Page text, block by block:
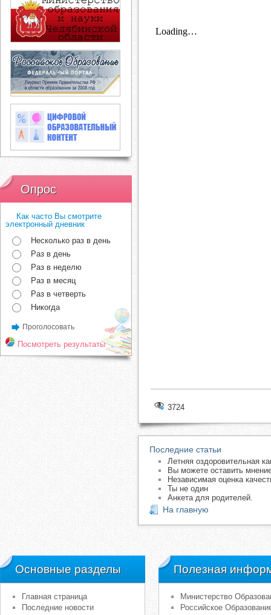
Опрос
Как часто Вы смотрите
электронный дневник
Несколько раз в день
Раз в день
Раз в неделю
Раз в месяц
Раз в четверть
Никогда
Проголосовать
Посмотреть результаты
3724
Последние статьи
Летняя оздоровительная
Вы можете оставить
Независимая оценка
Ты не один
Анкета для родителей.
На главную
Основные разделы
Главная страница
Последние новости
Полезная
Министерство
Российское